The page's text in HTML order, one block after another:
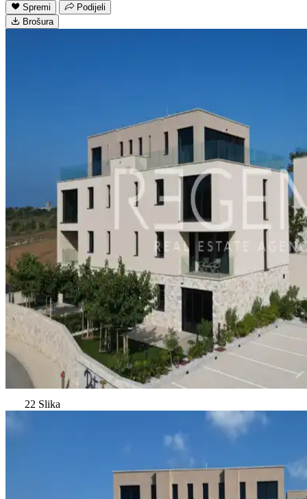
Spremi
Podijeli
Brošura
22 Slika